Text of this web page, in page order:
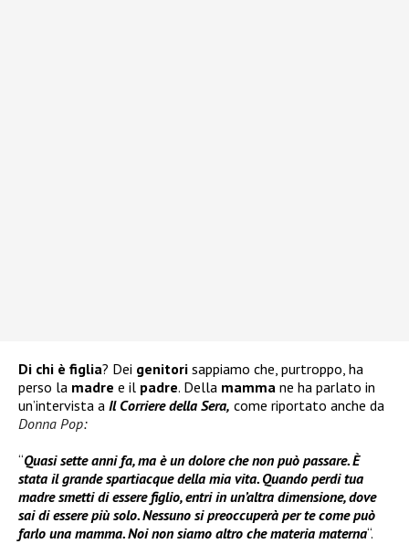
Di chi è figlia? Dei genitori sappiamo che, purtroppo, ha
perso la madre e il padre. Della mamma ne ha parlato in
un’intervista a Il Corriere della Sera, come riportato anche da
Donna Pop:
“Quasi sette anni fa, ma è un dolore che non può passare. È
stata il grande spartiacque della mia vita. Quando perdi tua
madre smetti di essere figlio, entri in un’altra dimensione, dove
sai di essere più solo. Nessuno si preoccuperà per te come può
farlo una mamma. Noi non siamo altro che materia materna“.